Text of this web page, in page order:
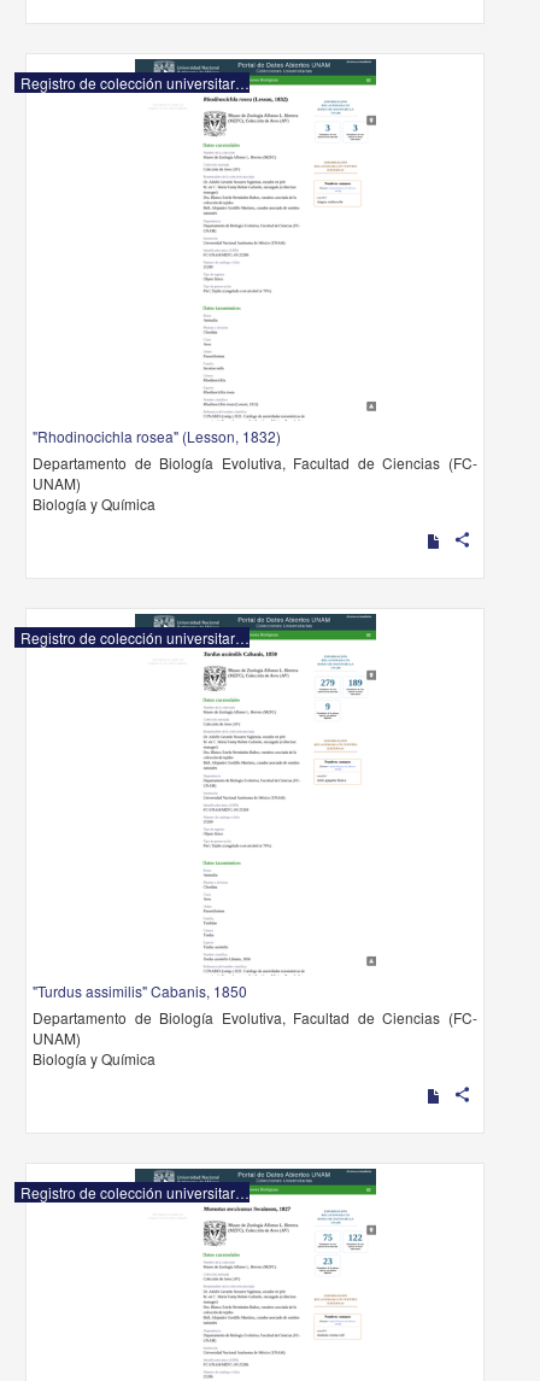
Registro de colección universitaria
"Rhodinocichla rosea" (Lesson, 1832)
Departamento de Biología Evolutiva, Facultad de Ciencias (FC-
UNAM)
Biología y Química
share
Registro de colección universitaria
"Turdus assimilis" Cabanis, 1850
Departamento de Biología Evolutiva, Facultad de Ciencias (FC-
UNAM)
Biología y Química
share
Registro de colección universitaria